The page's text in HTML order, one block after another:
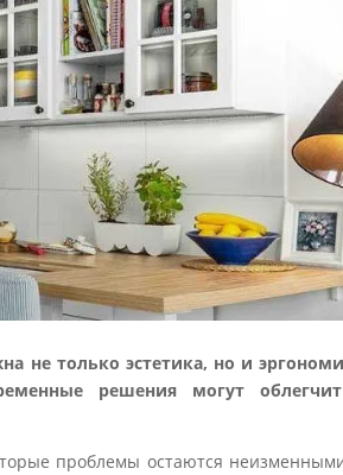
не только эстетика, но и
решения могут
проблемы остаются